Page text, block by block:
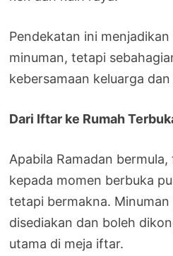
Pendekatan ini
minuman, tetapi
kebersamaan keluarga
Dari Iftar ke Rumah
Apabila Ramadan
kepada momen berbuka
tetapi bermakna. Minuman
disediakan dan boleh
utama di meja iftar.